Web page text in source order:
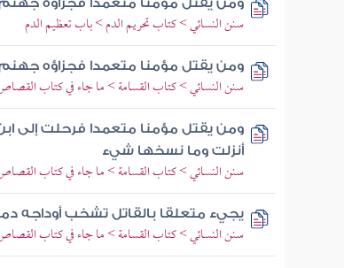
ومن يقتل مؤمنا متعمدا فجزاؤه جهنم
سنن النسائي > كتاب تحريم الدم > باب تعظيم الدم
ومن يقتل مؤمنا متعمدا فجزاؤه
سنن النسائي > كتاب القسامة > ما جاء في كتاب
ومن يقتل مؤمنا متعمدا فرحلت إلى
أنزلت وما نسخها شيء
سنن النسائي > كتاب القسامة > ما جاء في كتاب
يجيء متعلقا بالقاتل تشخب أوداجه
سنن النسائي > كتاب القسامة > ما جاء في كتاب